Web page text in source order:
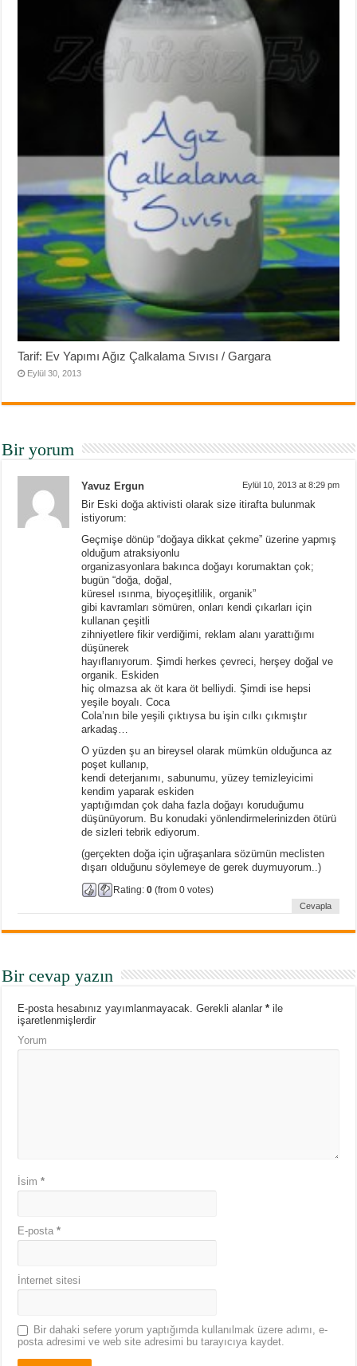
Tarif: Ev Yapımı Ağız Çalkalama Sıvısı / Gargara
Eylül 30, 2013
Bir yorum
Yavuz Ergun Eylül 10, 2013 at 8:29 pm
Bir Eski doğa aktivisti olarak size itirafta bulunmak
istiyorum:
Geçmişe dönüp “doğaya dikkat çekme” üzerine yapmış
olduğum atraksiyonlu
organizasyonlara bakınca doğayı korumaktan çok;
bugün “doğa, doğal,
küresel ısınma, biyoçeşitlilik, organik”
gibi kavramları sömüren, onları kendi çıkarları için
kullanan çeşitli
zihniyetlere fikir verdiğimi, reklam alanı yarattığımı
düşünerek
hayıflanıyorum. Şimdi herkes çevreci, herşey doğal ve
organik. Eskiden
hiç olmazsa ak öt kara öt belliydi. Şimdi ise hepsi
yeşile boyalı. Coca
Cola’nın bile yeşili çıktıysa bu işin cılkı çıkmıştır
arkadaş…
O yüzden şu an bireysel olarak mümkün olduğunca az
poşet kullanıp,
kendi deterjanımı, sabunumu, yüzey temizleyicimi
kendim yaparak eskiden
yaptığımdan çok daha fazla doğayı koruduğumu
düşünüyorum. Bu konudaki yönlendirmelerinizden ötürü
de sizleri tebrik ediyorum.
(gerçekten doğa için uğraşanlara sözümün meclisten
dışarı olduğunu söylemeye de gerek duymuyorum..)
Rating:0 (from 0 votes)
Cevapla
Bir cevap yazın
E-posta hesabınız yayımlanmayacak. Gerekli alanlar* ile
işaretlenmişlerdir
Yorum
İsim*
E-posta*
İnternet sitesi
Bir dahaki sefere yorum yaptığımda kullanılmak üzere adımı, e-
posta adresimi ve web site adresimi bu tarayıcıya kaydet.